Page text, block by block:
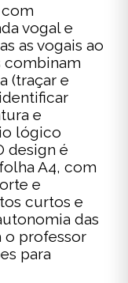
com
vogal e
as vogais ao
combinam
(traçar e
e
lógico
design é
A4, com
e
curtos e
das
o professor
para